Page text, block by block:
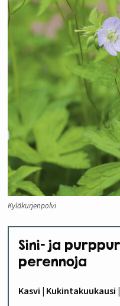
Kyläkurjenpolvi
Sini- ja
perennoja
Kasvi | Kukintakuukausi